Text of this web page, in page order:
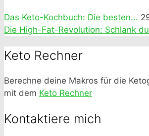
Das Keto-Kochbuch: Die besten...
Die High-Fat-Revolution: Schlank
Keto Rechner
Berechne deine Makros für die
mit dem Keto Rechner
Kontaktiere mich